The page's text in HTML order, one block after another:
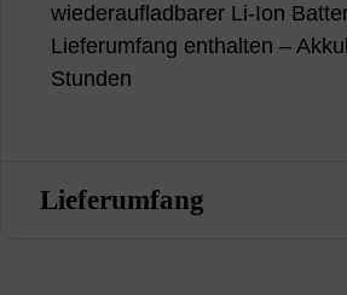
wiederaufladbarer Li-Ion
Lieferumfang enthalten –
Stunden
Lieferumfang